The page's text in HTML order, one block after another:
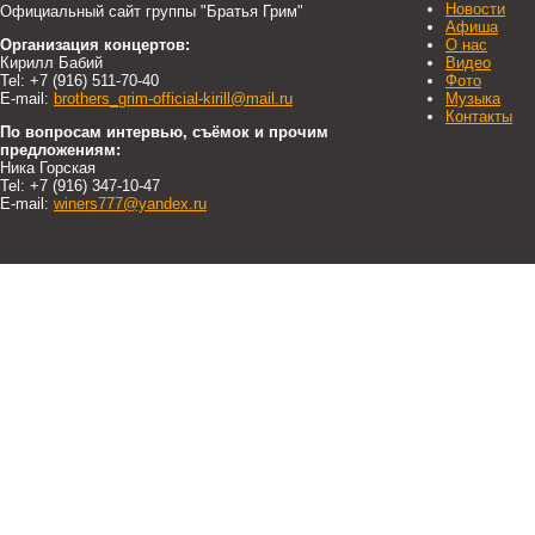
Официальный сайт группы "Братья Грим"
Организация концертов:
Кирилл Бабий
Tel: +7 (916) 511-70-40
E-mail: brothers_grim-official-kirill@mail.ru
По вопросам интервью, съёмок и прочим
предложениям:
Ника Горская
Tel: +7 (916) 347-10-47
E-mail: winers777@yandex.ru
Новости
Афиша
О нас
Видео
Фото
Музыка
Контакты